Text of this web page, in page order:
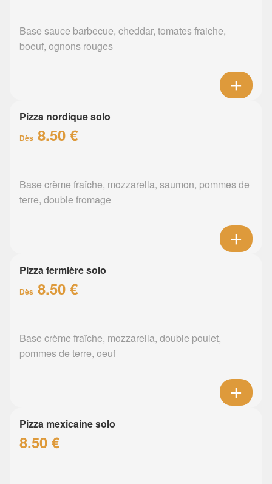
Base sauce barbecue, cheddar, tomates fraiche,
boeuf, ognons rouges
Pizza nordique solo
Dès 8.50 €
Base crème fraîche, mozzarella, saumon, pommes de
terre, double fromage
Pizza fermière solo
Dès 8.50 €
Base crème fraîche, mozzarella, double poulet,
pommes de terre, oeuf
Pizza mexicaine solo
8.50 €